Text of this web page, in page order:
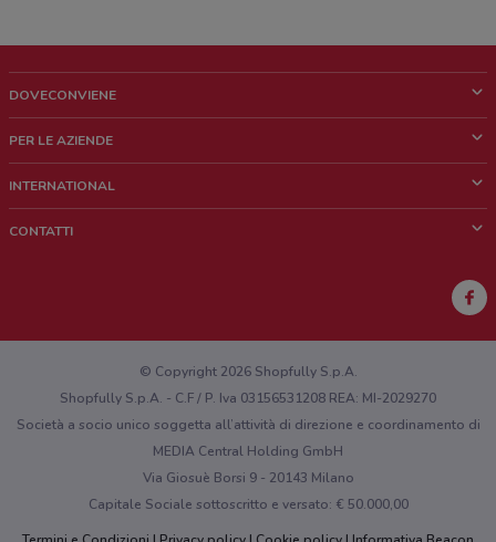
DOVECONVIENE
Chi siamo
Lavora con noi
PER LE AZIENDE
Richieste commerciali e marketing
INTERNATIONAL
CONTATTI
Hai un malfunzionamento sul web o sull'app?
© Copyright 2026 Shopfully S.p.A.
Shopfully S.p.A. - C.F / P. Iva 03156531208 REA: MI-2029270
Società a socio unico soggetta all’attività di direzione e coordinamento di
MEDIA Central Holding GmbH
Via Giosuè Borsi 9 - 20143 Milano
Capitale Sociale sottoscritto e versato: € 50.000,00